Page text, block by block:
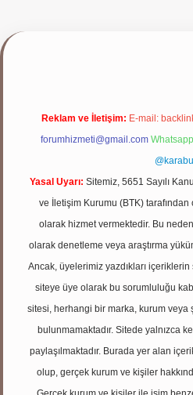
Reklam ve İletişim: E-mail:
forumhizmeti@gmail.com
@karabul
Yasal Uyarı: Sitemiz, 5651 Sayılı
ve İletişim Kurumu (BTK) tarafından
olarak hizmet vermektedir. Bu
olarak denetleme veya araştırma
Ancak, üyelerimiz yazdıkları
siteye üye olarak bu sorumluluğu
sitesi, herhangi bir marka, kurum veya
bulunmamaktadır. Sitede yalnızca
paylaşılmaktadır. Burada yer alan
olup, gerçek kurum ve kişiler